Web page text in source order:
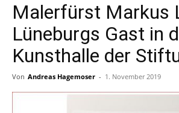
Malerfürst Markus
Lüneburgs Gast in
Kunsthalle der
Von Andreas Hagemoser - 1. November 2019